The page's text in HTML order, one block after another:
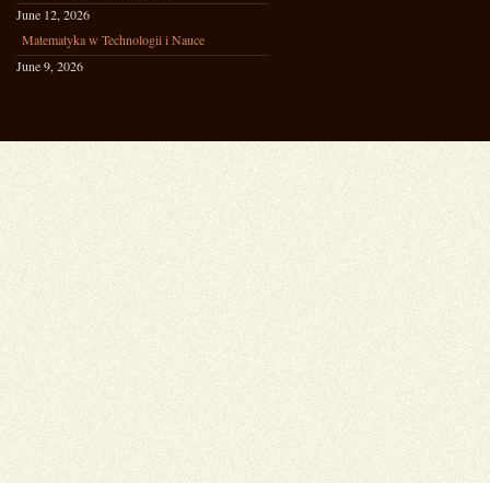
June 12, 2026
Matematyka w Technologii i Nauce
June 9, 2026